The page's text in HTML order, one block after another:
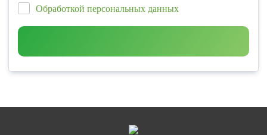
Обработкой персональных данных